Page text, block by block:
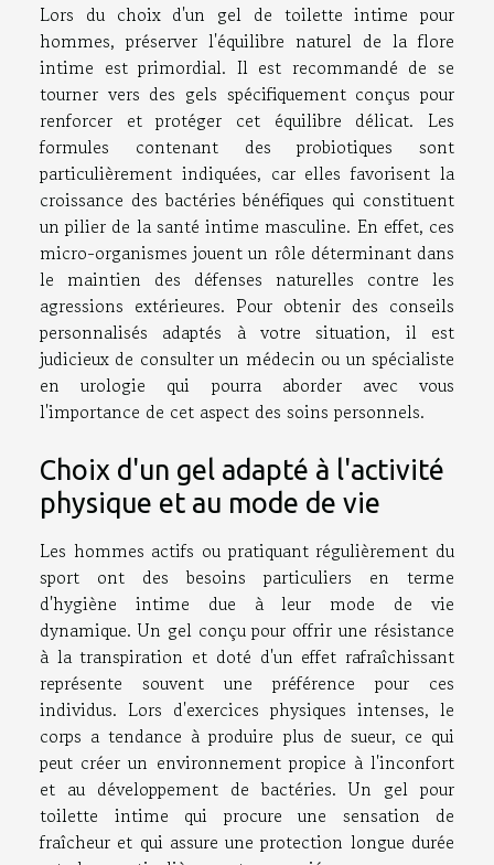
Lors du choix d'un gel de toilette intime pour
hommes, préserver l'équilibre naturel de la flore
intime est primordial. Il est recommandé de se
tourner vers des gels spécifiquement conçus pour
renforcer et protéger cet équilibre délicat. Les
formules contenant des probiotiques sont
particulièrement indiquées, car elles favorisent la
croissance des bactéries bénéfiques qui constituent
un pilier de la santé intime masculine. En effet, ces
micro-organismes jouent un rôle déterminant dans
le maintien des défenses naturelles contre les
agressions extérieures. Pour obtenir des conseils
personnalisés adaptés à votre situation, il est
judicieux de consulter un médecin ou un spécialiste
en urologie qui pourra aborder avec vous
l'importance de cet aspect des soins personnels.
Choix d'un gel adapté à l'activité
physique et au mode de vie
Les hommes actifs ou pratiquant régulièrement du
sport ont des besoins particuliers en terme
d'hygiène intime due à leur mode de vie
dynamique. Un gel conçu pour offrir une résistance
à la transpiration et doté d'un effet rafraîchissant
représente souvent une préférence pour ces
individus. Lors d'exercices physiques intenses, le
corps a tendance à produire plus de sueur, ce qui
peut créer un environnement propice à l'inconfort
et au développement de bactéries. Un gel pour
toilette intime qui procure une sensation de
fraîcheur et qui assure une protection longue durée